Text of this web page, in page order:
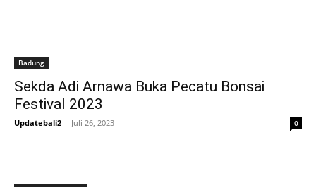
Badung
Sekda Adi Arnawa Buka Pecatu Bonsai
Festival 2023
Updatebali2 - Juli 26, 2023 0